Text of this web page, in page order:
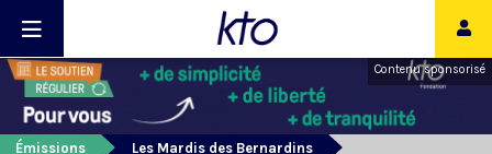
Contenu sponsorisé
Émissions
Les Mardis des Bernardins